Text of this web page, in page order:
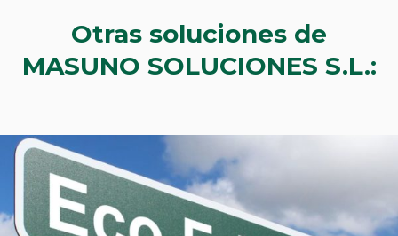
Otras soluciones de
MASUNO SOLUCIONES S.L.: